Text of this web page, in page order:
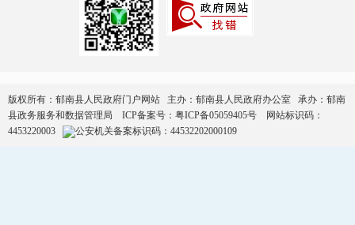
版权所有：郁南县人民政府门户网站 主办：郁南县人民政府办公室 承办：郁南
县政务服务和数据管理局 ICP备案号： 粤ICP备05059405号
网站标识码：
4453220003
公安机关备案标识码：44532202000109